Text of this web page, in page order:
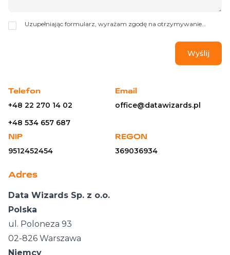
Uzupełniając formularz, wyrażam zgodę na otrzymywanie
Wizards Sp. z o.o. z siedzibą w Warszawie, ul. Poloneza 93
(Administrator danych). Mogę cofnąć zgodę w każdym czasie.
Dane będą przetwarzane do czasu cofnięcia zgody. Administrator
przetwarzania, prawo sprzeciwu, prawo wniesienia skargi do
Telefon
+48 22 270 14 02
+48 534 657 687
Email
office@datawizards.pl
NIP
9512452454
REGON
369036934
Adres
Data Wizards Sp. z o.o.
Polska
ul. Poloneza 93
02-826 Warszawa
Niemcy